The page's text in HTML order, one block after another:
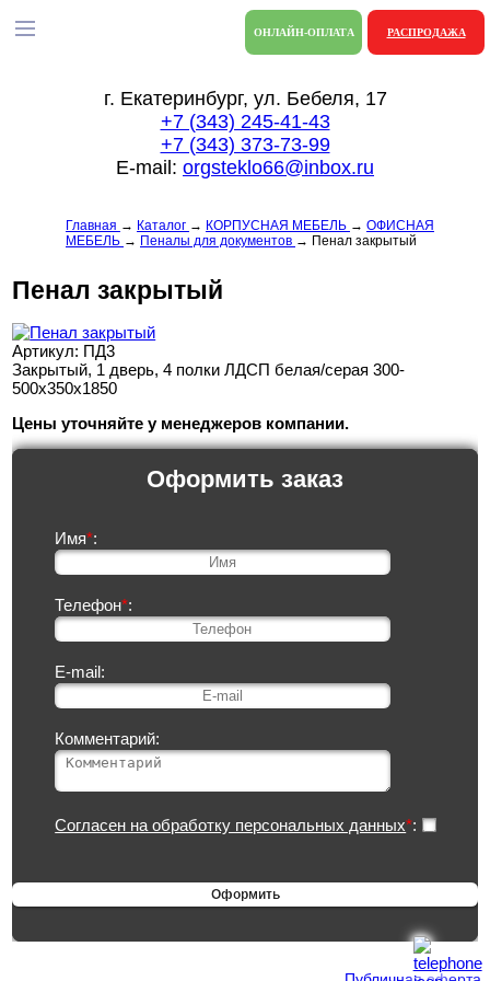
ОНЛАЙН-ОПЛАТА РАСПРОДАЖА
г. Екатеринбург, ул. Бебеля, 17
+7 (343) 245-41-43
+7 (343) 373-73-99
E-mail: orgsteklo66@inbox.ru
Главная → Каталог → КОРПУСНАЯ МЕБЕЛЬ → ОФИСНАЯ
МЕБЕЛЬ → Пеналы для документов → Пенал закрытый
Пенал закрытый
Артикул: ПД3
Закрытый, 1 дверь, 4 полки ЛДСП белая/серая 300-
500х350х1850
Цены уточняйте у менеджеров компании.
Оформить заказ
Имя*:
Телефон*:
E-mail:
Комментарий:
Согласен на обработку персональных данных*: